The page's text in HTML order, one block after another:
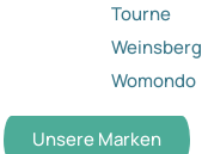
Tourne
Weinsberg
Womondo
Unsere Marken